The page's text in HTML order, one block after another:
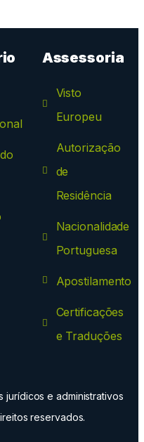
Assessoria
Visto
Europeu
Autorização
de
Residência
Nacionalidade
Portuguesa
Apostilamento
Certificações
e Traduções
jurídicos e administrativos
reservados.